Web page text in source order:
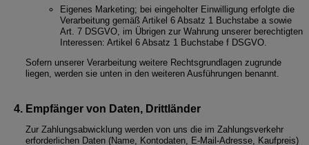
Eigenes Marketing; bei eingeholter Einwilligung erfolgte die
Verarbeitung gemäß Artikel 6 Absatz 1 Buchstabe a sowie
Art. 7 DSGVO, im Übrigen zur Wahrung unserer berechtigten
Interessen: Artikel 6 Absatz 1 Buchstabe f DSGVO.
Sofern unserer Verarbeitung weitere Rechtsgrundlagen zugrunde
liegen, werden sie unten in den weiteren Ausführungen benannt.
Empfänger von Daten, Drittländer
Zur Zahlungsabwicklung werden von uns die im Zahlungsverkehr
erforderlichen Daten (Name, Kontodaten, E-Mail-Adresse, Kaufpreis)